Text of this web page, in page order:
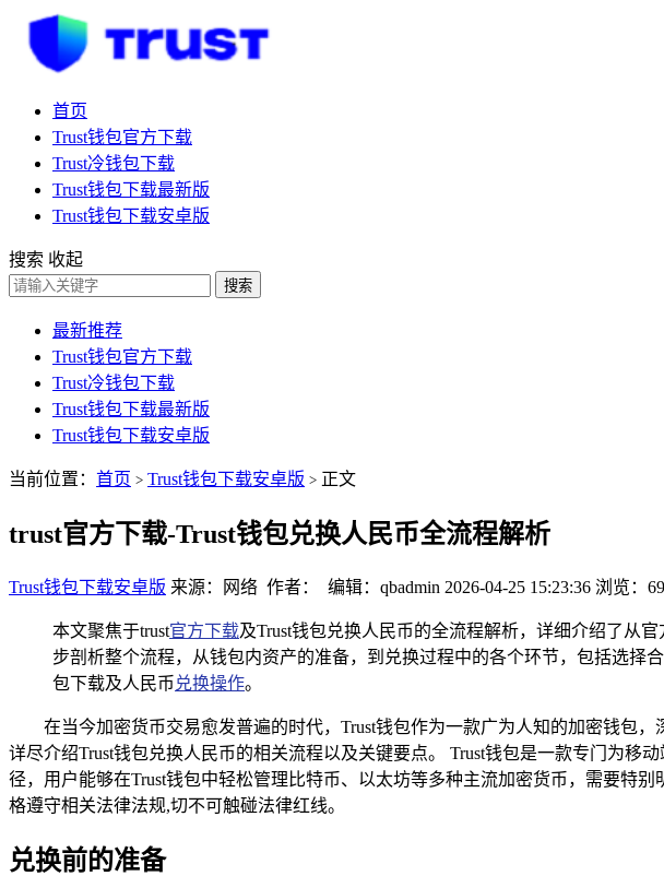
首页
Trust钱包官方下载
Trust冷钱包下载
Trust钱包下载最新版
Trust钱包下载安卓版
搜索 收起
搜索
最新推荐
Trust钱包官方下载
Trust冷钱包下载
Trust钱包下载最新版
Trust钱包下载安卓版
当前位置： 首页 > Trust钱包下载安卓版 > 正文
trust官方下载-Trust钱包兑换人民币全流程解析
Trust钱包下载安卓版 来源：网络 作者： 编辑：qbadmin 2026-04-25 15:23:36 浏览：
本文聚焦于trust官方下载及Trust钱包兑换人民币的全流程解析，详细介绍了从
步剖析整个流程，从钱包内资产的准备，到兑换过程中的各个环节，包括选
包下载及人民币 兑换操作。
在当今加密货币交易愈发普遍的时代，Trust钱包作为一款广为人知的加密钱包
详尽介绍Trust钱包兑换人民币的相关流程以及关键要点。 Trust钱包是一款专门为
径，用户能够在Trust钱包中轻松管理比特币、以太坊等多种主流加密货币，需要特
格遵守相关法律法规,切不可触碰法律红线。
兑换前的准备